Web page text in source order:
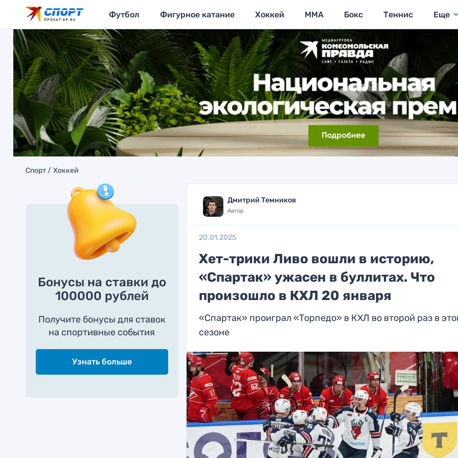
Футбол Фигурное катание Хоккей MMA Бокс Теннис Еще
Спорт Хоккей
Бонусы на ставки до
100000 рублей
Получите бонусы для ставок
на спортивные события
Узнать больше
Дмитрий Темников
Автор
20.01.2025
Хет-трики Ливо вошли в историю,
«Спартак» ужасен в буллитах. Что
произошло в КХЛ 20 января
«Спартак» проиграл «Торпедо» в КХЛ во второй раз в
сезоне